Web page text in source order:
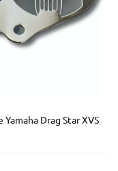
Drag Star XVS